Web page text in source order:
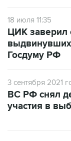
18 июля 11:35
ЦИК заверил
Госдуму РФ
3 сентября 2021
ВС РФ снял
участия в